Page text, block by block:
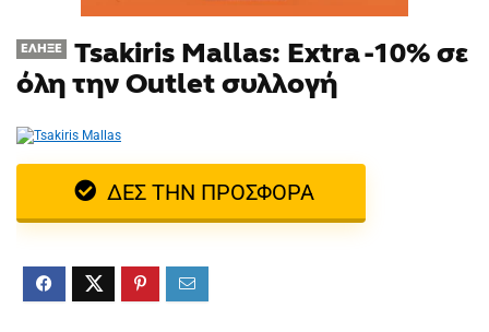
ΈΛΗΞΕ
Tsakiris Mallas: Extra -10% σε
όλη την Outlet συλλογή
ΔΕΣ ΤΗΝ ΠΡΟΣΦΟΡΑ